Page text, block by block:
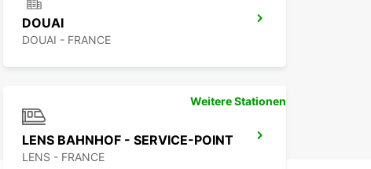
DOUAI
DOUAI - FRANCE
LENS BAHNHOF - SERVICE-POINT
LENS - FRANCE
Weitere Stationen